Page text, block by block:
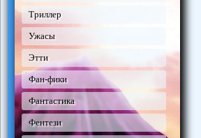
Триллер
Ужасы
Этти
Фан-фики
Фантастика
Фентези